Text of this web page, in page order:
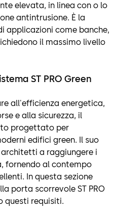
elevata, in linea con o lo
antintrusione. È la
applicazioni come banche,
il massimo livello
ST PRO Green
all'efficienza energetica,
e alla sicurezza, il
progettato per
edifici green. Il suo
a raggiungere i
fornendo al contempo
In questa sezione
porta scorrevole ST PRO
questi requisiti.